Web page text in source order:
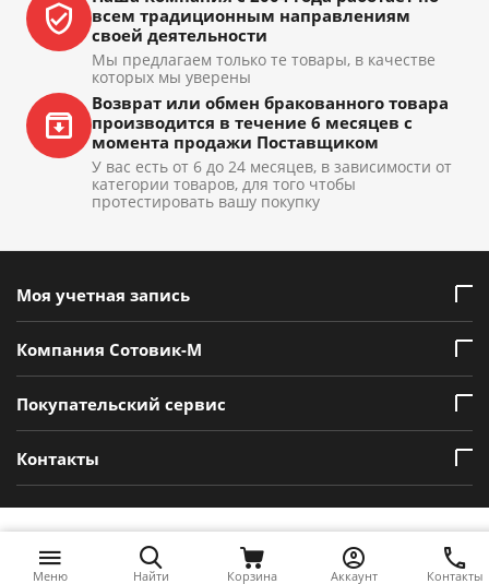
всем традиционным направлениям
своей деятельности
Мы предлагаем только те товары, в качестве
которых мы уверены
Возврат или обмен бракованного товара
производится в течение 6 месяцев с
момента продажи Поставщиком
У вас есть от 6 до 24 месяцев, в зависимости от
категории товаров, для того чтобы
протестировать вашу покупку
Моя учетная запись
Компания Сотовик-М
Покупательский сервис
Контакты
Меню Найти Корзина Аккаунт Контакты